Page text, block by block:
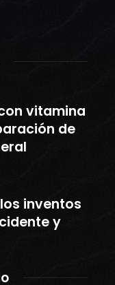
vitamina
de
inventos
y